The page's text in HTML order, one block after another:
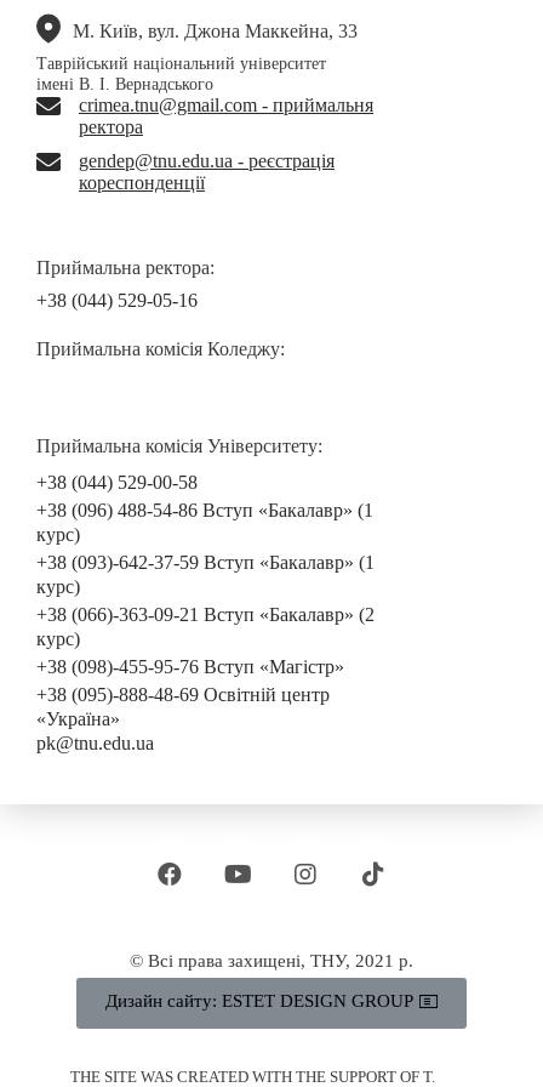
М. Київ, вул. Джона Маккейна, 33
Таврійський національний університет
імені В. І. Вернадського
crimea.tnu@gmail.com - приймальня
ректора
gendep@tnu.edu.ua - реєстрація
кореспонденції
Приймальна ректора:
+38 (044) 529-05-16
Приймальна комісія Коледжу:
Приймальна комісія Університету:
+38 (044) 529-00-58
+38 (096) 488-54-86 Вступ «Бакалавр» (1
курс)
+38 (093)-642-37-59 Вступ «Бакалавр» (1
курс)
+38 (066)-363-09-21 Вступ «Бакалавр» (2
курс)
+38 (098)-455-95-76 Вступ «Магістр»
+38 (095)-888-48-69 Освітній центр
«Україна»
pk@tnu.edu.ua
© Всі права захищені, ТНУ, 2021 р.
Дизайн сайту: ESTET DESIGN GROUP
THE SITE WAS CREATED WITH THE SUPPORT OF T.